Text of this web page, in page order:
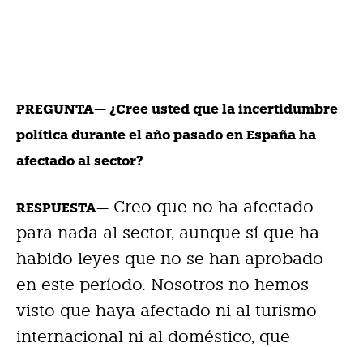
PREGUNTA— ¿Cree usted que la incertidumbre
política durante el año pasado en España ha
afectado al sector?
RESPUESTA— Creo que no ha afectado
para nada al sector, aunque sí que ha
habido leyes que no se han aprobado
en este período. Nosotros no hemos
visto que haya afectado ni al turismo
internacional ni al doméstico, que